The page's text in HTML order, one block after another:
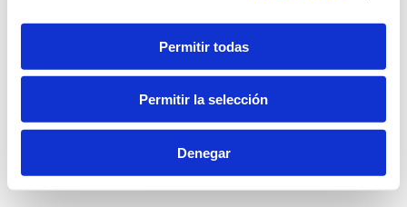
Permitir todas
Permitir la selección
Denegar